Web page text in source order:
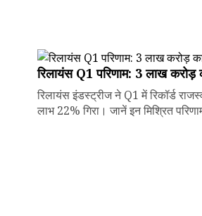
रिलायंस Q1 परिणाम: ₹3 लाख करोड़
रिलायंस इंडस्ट्रीज ने Q1 में रिकॉर्ड
लाभ 22% गिरा। जानें इन मिश्रित